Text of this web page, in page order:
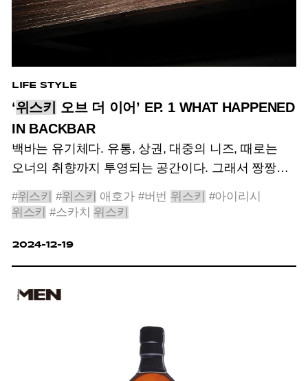
LIFE STYLE
‘위스키
오브 더 이어’ EP. 1 WHAT HAPPENED
IN BACKBAR
백바는 유기체다. 유통, 상권, 대중의 니즈, 때로는
오너의 취향까지 투영되는 공간이다. 그래서 짱짱한
위스키셀렉션을 갖춘 바의 오너와 바텐더에게
물었다.2024년 당신의 백바에는 어떤 변화가
#위스키 #위스키 애호가 #버번 위스키
#아이리시
위스키
#스카치 위스키
2024-12-19